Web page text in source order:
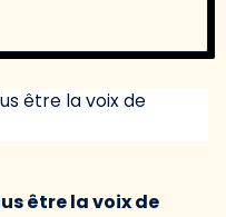
être la voix de